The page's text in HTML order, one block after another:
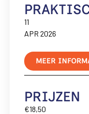
11
APR 2026
MEER
PRIJZEN
€18,50